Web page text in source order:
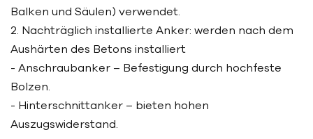
Balken und Säulen) verwendet.
2. Nachträglich installierte Anker: werden nach dem
Aushärten des Betons installiert
- Anschraubanker – Befestigung durch hochfeste
Bolzen.
- Hinterschnittanker – bieten hohen
Auszugswiderstand.